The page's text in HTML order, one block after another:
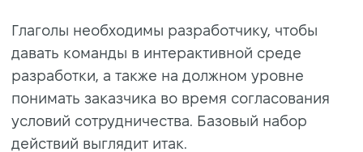
Глаголы необходимы разработчику, чтобы
давать команды в интерактивной среде
разработки, а также на должном уровне
понимать заказчика во время согласования
условий сотрудничества. Базовый набор
действий выглядит итак.